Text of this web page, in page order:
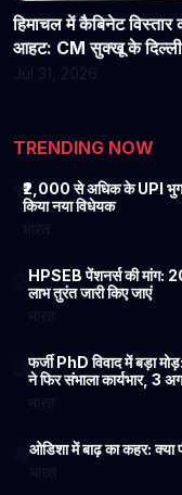
हिमाचल में कैबिनेट विस्तार
आहट: CM सुक्खू के दिल्ली
TRENDING NOW
₹2,000 से अधिक के UPI
किया नया विधेयक
HPSEB पेंशनर्स की मांग:
लाभ तुरंत जारी किए जाएं
3फर्जी PhD विवाद में बड़ा
ने फिर संभाला कार्यभार, 3
ओडिशा में बाढ़ का कहर: क्या